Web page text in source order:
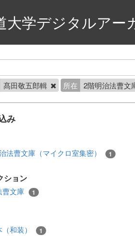
大学デジタルアー
髙田敬五郎輯 所在 2階明治法曹文
み
法曹文庫（マイクロ室集密） 1
ション
曹文庫 1
和装） 1